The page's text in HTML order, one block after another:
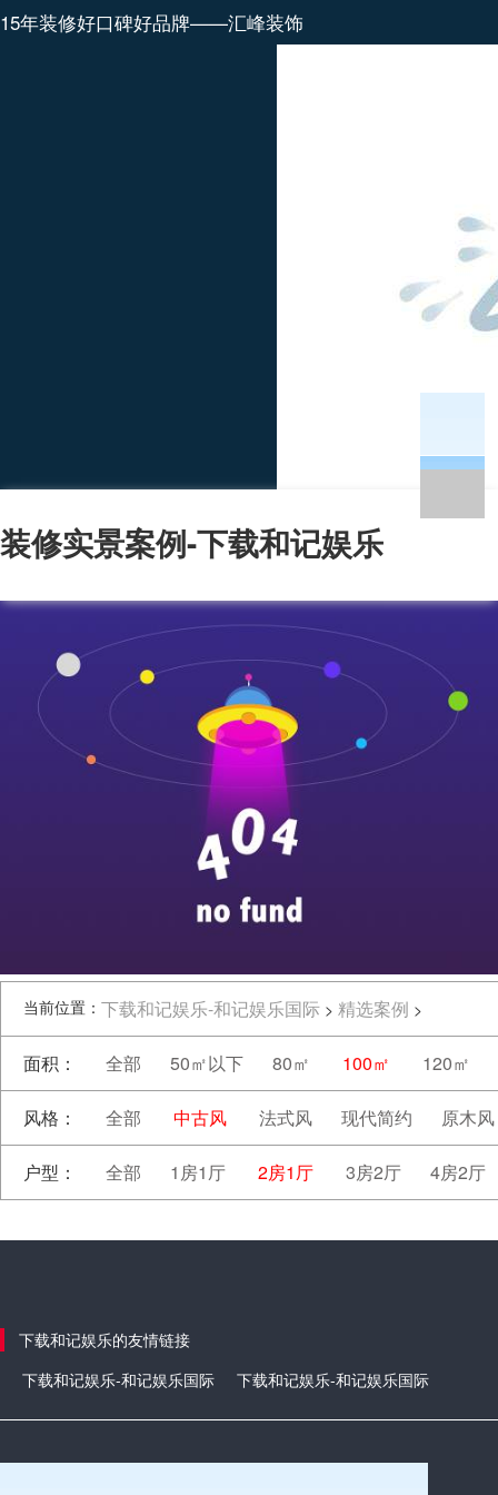
15年装修好口碑好品牌——汇峰装饰
装修实景案例-下载和记娱乐
当前位置： 下载和记娱乐-和记娱乐国际 > 精选案例 >
面积： 全部 50㎡以下 80㎡ 100㎡ 120㎡
风格： 全部 中古风 法式风 现代简约 原木风
户型： 全部 1房1厅 2房1厅 3房2厅 4房2厅
下载和记娱乐的友情链接
下载和记娱乐-和记娱乐国际
下载和记娱乐-和记娱乐国际